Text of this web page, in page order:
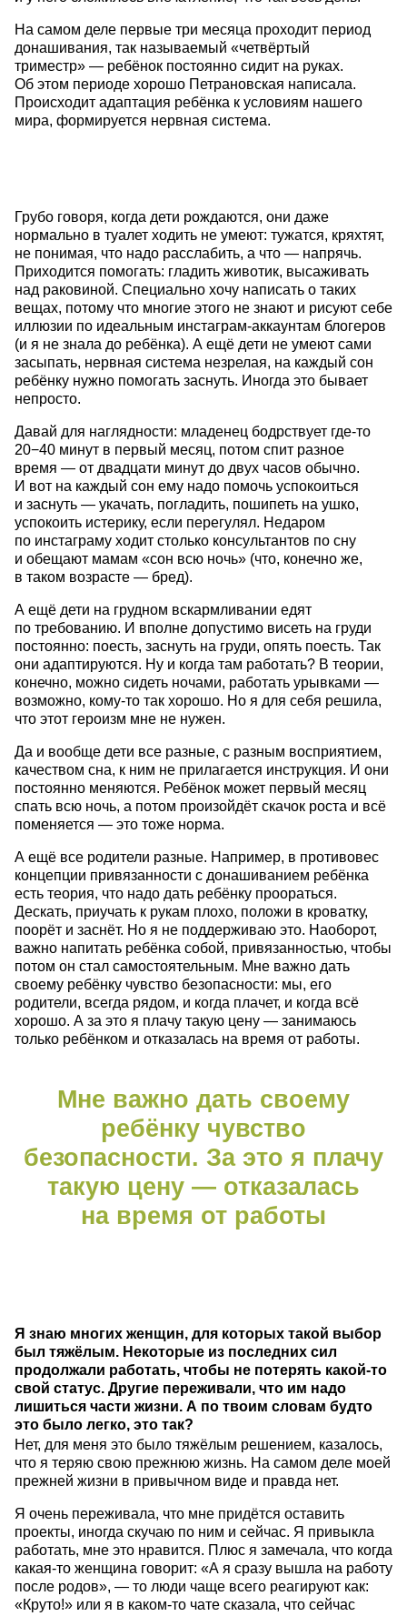
На самом деле первые три месяца проходит период
донашивания, так называемый «четвёртый
триместр» — ребёнок постоянно сидит на руках.
Об этом периоде хорошо Петрановская написала.
Происходит адаптация ребёнка к условиям нашего
мира, формируется нервная система.
Грубо говоря, когда дети рождаются, они даже
нормально в туалет ходить не умеют: тужатся, кряхтят,
не понимая, что надо расслабить, а что — напрячь.
Приходится помогать: гладить животик, высаживать
над раковиной. Специально хочу написать о таких
вещах, потому что многие этого не знают и рисуют себе
иллюзии по идеальным инстаграм-аккаунтам блогеров
(и я не знала до ребёнка). А ещё дети не умеют сами
засыпать, нервная система незрелая, на каждый сон
ребёнку нужно помогать заснуть. Иногда это бывает
непросто.
Давай для наглядности: младенец бодрствует где-то
20−40 минут в первый месяц, потом спит разное
время — от двадцати минут до двух часов обычно.
И вот на каждый сон ему надо помочь успокоиться
и заснуть — укачать, погладить, пошипеть на ушко,
успокоить истерику, если перегулял. Недаром
по инстаграму ходит столько консультантов по сну
и обещают мамам «сон всю ночь» (что, конечно же,
в таком возрасте — бред).
А ещё дети на грудном вскармливании едят
по требованию. И вполне допустимо висеть на груди
постоянно: поесть, заснуть на груди, опять поесть. Так
они адаптируются. Ну и когда там работать? В теории,
конечно, можно сидеть ночами, работать урывками —
возможно, кому-то так хорошо. Но я для себя решила,
что этот героизм мне не нужен.
Да и вообще дети все разные, с разным восприятием,
качеством сна, к ним не прилагается инструкция. И они
постоянно меняются. Ребёнок может первый месяц
спать всю ночь, а потом произойдёт скачок роста и всё
поменяется — это тоже норма.
А ещё все родители разные. Например, в противовес
концепции привязанности с донашиванием ребёнка
есть теория, что надо дать ребёнку проораться.
Дескать, приучать к рукам плохо, положи в кроватку,
поорёт и заснёт. Но я не поддерживаю это. Наоборот,
важно напитать ребёнка собой, привязанностью, чтобы
потом он стал самостоятельным. Мне важно дать
своему ребёнку чувство безопасности: мы, его
родители, всегда рядом, и когда плачет, и когда всё
хорошо. А за это я плачу такую цену — занимаюсь
только ребёнком и отказалась на время от работы.
Мне важно дать своему
ребёнку чувство
безопасности. За это я плачу
такую цену — отказалась
на время от работы
Я знаю многих женщин, для которых такой выбор
был тяжёлым. Некоторые из последних сил
продолжали работать, чтобы не потерять какой-то
свой статус. Другие переживали, что им надо
лишиться части жизни. А по твоим словам будто
это было легко, это так?
Нет, для меня это было тяжёлым решением, казалось,
что я теряю свою прежнюю жизнь. На самом деле моей
прежней жизни в привычном виде и правда нет.
Я очень переживала, что мне придётся оставить
проекты, иногда скучаю по ним и сейчас. Я привыкла
работать, мне это нравится. Плюс я замечала, что когда
какая-то женщина говорит: «А я сразу вышла на работу
после родов», — то люди чаще всего реагируют как:
«Круто!» или я в каком-то чате сказала, что сейчас